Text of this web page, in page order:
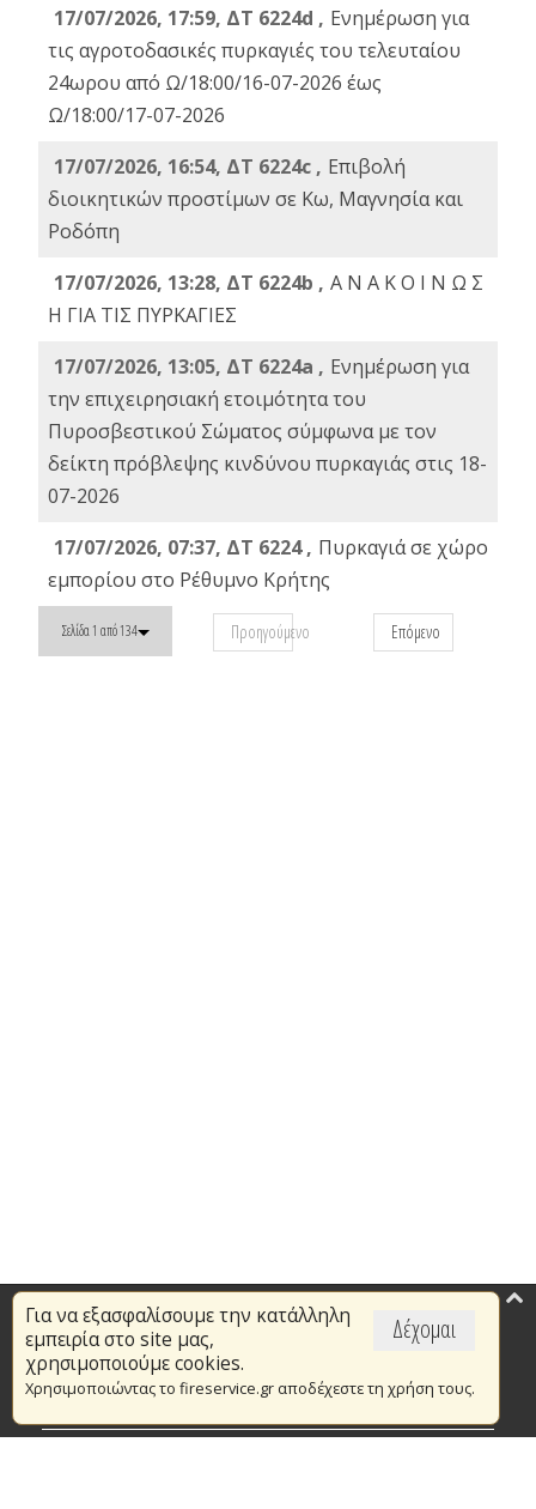
17/07/2026, 17:59, ΔΤ 6224d , Ενημέρωση για
τις αγροτοδασικές πυρκαγιές του τελευταίου
24ωρου από Ω/18:00/16-07-2026 έως
Ω/18:00/17-07-2026
17/07/2026, 16:54, ΔΤ 6224c , Επιβολή
διοικητικών προστίμων σε Κω, Μαγνησία και
Ροδόπη
17/07/2026, 13:28, ΔΤ 6224b , Α Ν Α Κ Ο Ι Ν Ω Σ
Η ΓΙΑ ΤΙΣ ΠΥΡΚΑΓΙΕΣ
17/07/2026, 13:05, ΔΤ 6224a , Ενημέρωση για
την επιχειρησιακή ετοιμότητα του
Πυροσβεστικού Σώματος σύμφωνα με τον
δείκτη πρόβλεψης κινδύνου πυρκαγιάς στις 18-
07-2026
17/07/2026, 07:37, ΔΤ 6224 , Πυρκαγιά σε χώρο
εμπορίου στο Ρέθυμνο Κρήτης
Σελίδα 1 από 134 Προηγούμενο Επόμενο
Δέχομαι
Για να εξασφαλίσουμε την κατάλληλη
εμπειρία στο site μας,
χρησιμοποιούμε cookies.
Χρησιμοποιώντας το fireservice.gr αποδέχεστε τη χρήση τους.
Επικαιρότητα
Το Πυροσβεστικό Σώμα